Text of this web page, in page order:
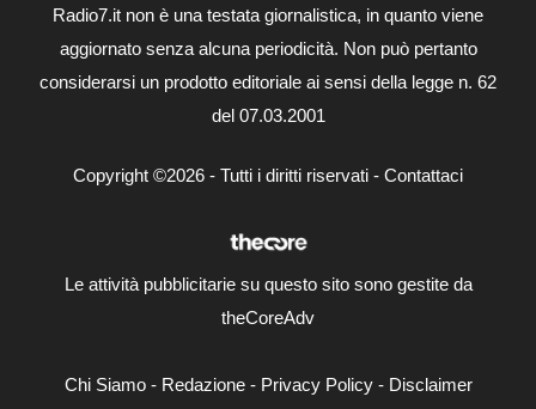
Radio7.it non è una testata giornalistica, in quanto viene
aggiornato senza alcuna periodicità. Non può pertanto
considerarsi un prodotto editoriale ai sensi della legge n. 62
del 07.03.2001
Copyright ©2026 - Tutti i diritti riservati - Contattaci
Le attività pubblicitarie su questo sito sono gestite da
theCoreAdv
Chi Siamo- Redazione- Privacy Policy- Disclaimer